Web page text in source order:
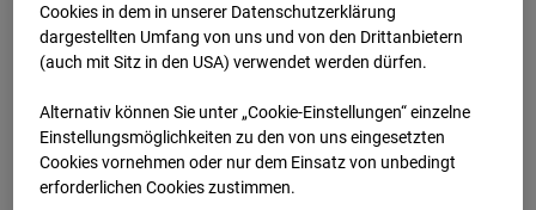
Cookies in dem in unserer Datenschutzerklärung
dargestellten Umfang von uns und von den Drittanbietern
(auch mit Sitz in den USA) verwendet werden dürfen.
Alternativ können Sie unter „Cookie-Einstellungen“ einzelne
Einstellungsmöglichkeiten zu den von uns eingesetzten
Cookies vornehmen oder nur dem Einsatz von unbedingt
erforderlichen Cookies zustimmen.